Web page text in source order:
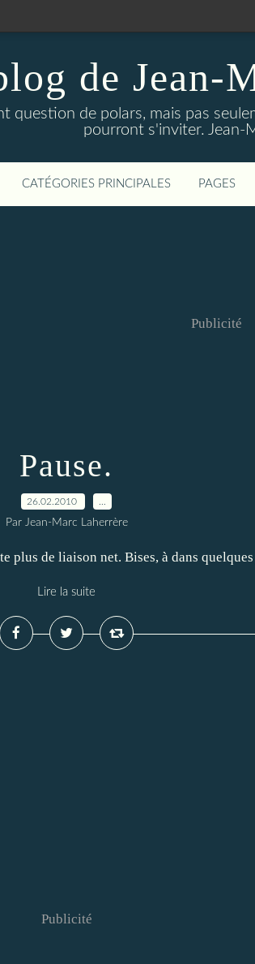
de Jean-
question de polars, mais pas
pourront s'inviter. Jean-
CATÉGORIES PRINCIPALES PAGES
Publicité
Pause.
26.02.2010
Par Jean-Marc Laherrère
plus de liaison net. Bises, à dans
Lire la suite
Publicité